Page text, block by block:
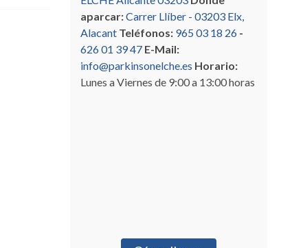
aparcar:Carrer Llíber - 03203 Elx,
Alacant Teléfonos: 965 03 18 26-
626 01 39 47 E-Mail:
info@parkinsonelche.es Horario:
Lunes a Viernes de 9:00 a 13:00 horas